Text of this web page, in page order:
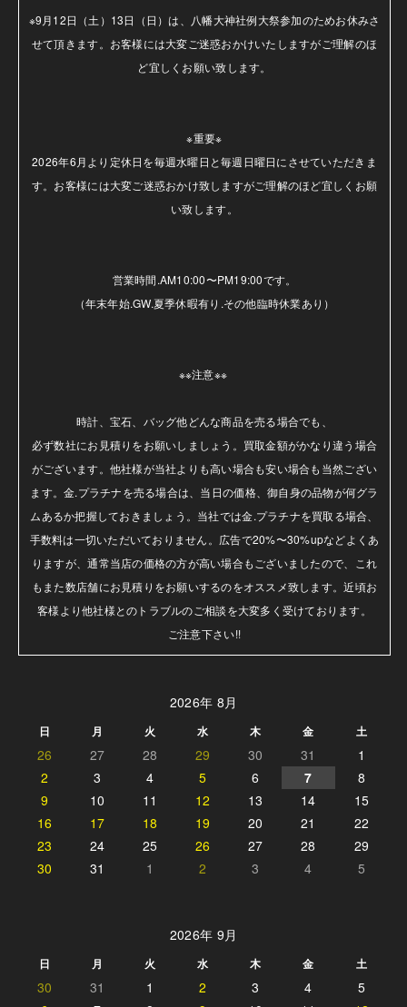
※9月12日（土）13日（日）は、八幡大神社例大祭参加のためお休みさ
せて頂きます。お客様には大変ご迷惑おかけいたしますがご理解のほ
ど宜しくお願い致します。
※重要※
2026年6月より定休日を毎週水曜日と毎週日曜日にさせていただきま
す。お客様には大変ご迷惑おかけ致しますがご理解のほど宜しくお願
い致します。
営業時間.AM10:00〜PM19:00です。
（年末年始.GW.夏季休暇有り.その他臨時休業あり）
※※注意※※
時計、宝石、バッグ他どんな商品を売る場合でも、
必ず数社にお見積りをお願いしましょう。買取金額がかなり違う場合
がございます。他社様が当社よりも高い場合も安い場合も当然ござい
ます。金.プラチナを売る場合は、当日の価格、御自身の品物が何グラ
ムあるか把握しておきましょう。当社では金.プラチナを買取る場合、
手数料は一切いただいておりません。広告で20%〜30%upなどよくあ
りますが、通常当店の価格の方が高い場合もございましたので、これ
もまた数店舗にお見積りをお願いするのをオススメ致します。近頃お
客様より他社様とのトラブルのご相談を大変多く受けております。
ご注意下さい!!
2026年 8月
日 月 火 水 木 金 土
26 27 28 29 30 31
1
2
3 4 5 6 7
8
9
10 11 12 13 14
15
16
17 18 19 20 21
22
23
24 25 26 27 28
29
30
31 1 2 3 4 5
2026年 9月
日 月 火 水 木 金 土
30 31 1 2 3 4
5